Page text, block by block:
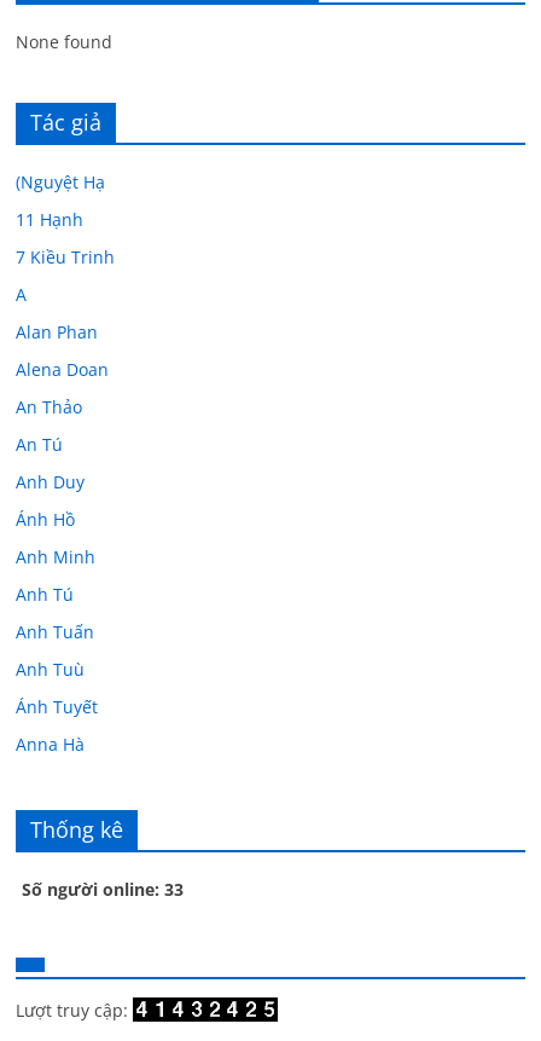
None found
Tác giả
(Nguyệt Hạ
11 Hạnh
7 Kiều Trinh
A
Alan Phan
Alena Doan
An Thảo
An Tú
Anh Duy
Ánh Hồ
Anh Minh
Anh Tú
Anh Tuấn
Anh Tuù
Ánh Tuyết
Anna Hà
Âu Tú Vân
Bác sĩ Hoa
Bác sĩ Stephen Mak
Bác Đạt
Bạch Cúc
Thống kê
Số người online: 33
Lượt truy cập: